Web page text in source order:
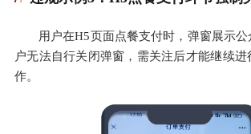
用户在H5页面点餐支付时，弹窗展示
户无法自行关闭弹窗，需关注后才能继续
作。